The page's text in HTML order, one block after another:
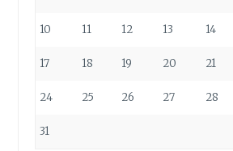
10 11 12 13 14
17 18 19 20 21
24 25 26 27 28
31